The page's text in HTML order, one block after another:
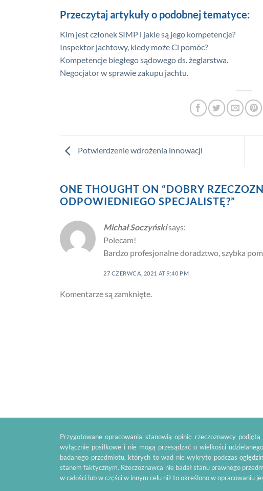
Przeczytaj artykuły o podobnej tematyce:
Kim jest członek SIMP i jakie są jego kompetencje?
Inspektor jachtowy, kiedy może Ci pomóc?
Kompetencje biegłego sądowego ds. żeglarstwa.
Negocjator w sprawie zakupu jachtu.
Potwierdzenie wdrożenia innowacji
ONE THOUGHT ON “DOBRY
ODPOWIEDNIEGO SPECJALISTĘ?”
Michał Soczyńskisays:
Polecam!
Bardzo profesjonalne doradztwo, szybka
27 CZERWCA, 2021 AT 9:40 PM
Komentarze są zamknięte.
Przygotowane opracowania stanowią opinię rzeczoznawcy
wyłącznie posiłkowe i nie mogą przesądzać o wielkości
badanego przedmiotu, których to wad nie wykryto podczas
stanem faktycznym. Rzeczoznawca nie badał stanu prawnego
w całości lub w części w innym celu niż to określono w opracowaniu